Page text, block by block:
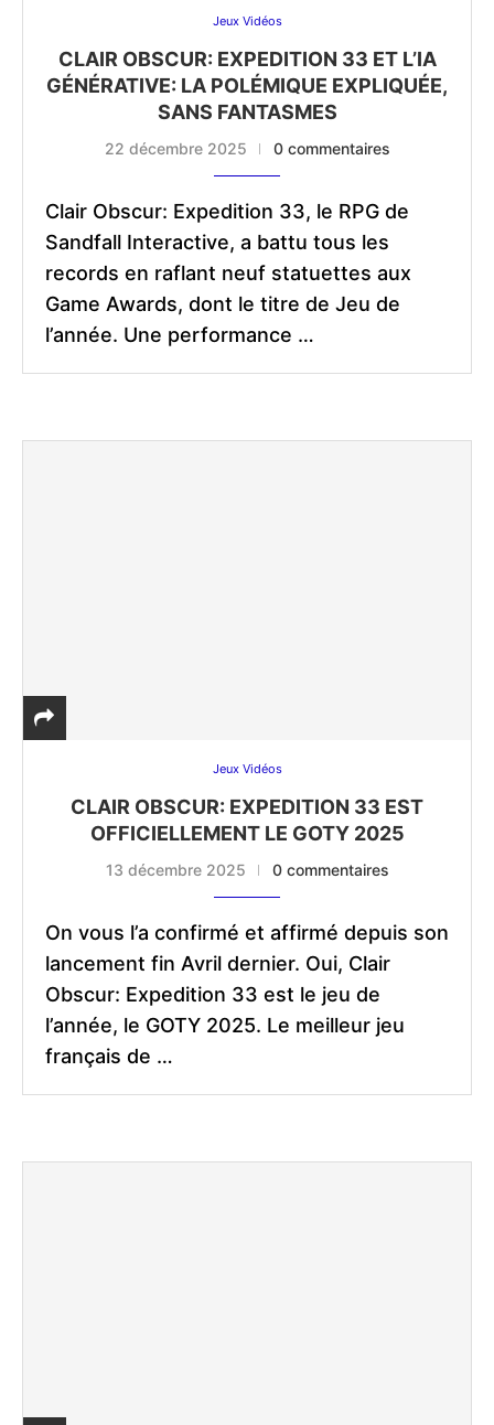
Jeux Vidéos
CLAIR OBSCUR: EXPEDITION 33 ET L’IA
GÉNÉRATIVE: LA POLÉMIQUE EXPLIQUÉE,
SANS FANTASMES
22 décembre 2025 0 commentaires
Clair Obscur: Expedition 33, le RPG de
Sandfall Interactive, a battu tous les
records en raflant neuf statuettes aux
Game Awards, dont le titre de Jeu de
l’année. Une performance …
Jeux Vidéos
CLAIR OBSCUR: EXPEDITION 33 EST
OFFICIELLEMENT LE GOTY 2025
13 décembre 2025 0 commentaires
On vous l’a confirmé et affirmé depuis son
lancement fin Avril dernier. Oui, Clair
Obscur: Expedition 33 est le jeu de
l’année, le GOTY 2025. Le meilleur jeu
français de …